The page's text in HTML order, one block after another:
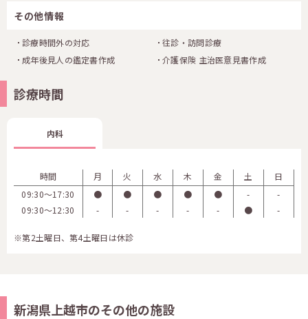
その他情報
診療時間外の対応
往診・訪問診療
成年後見人の鑑定書作成
介護保険 主治医意見書作成
診療時間
内科
時間 月 火 水 木 金 土
日
09:30〜17:30
● ● ● ● ● -
-
09:30〜12:30
- - - - - ● -
※第2土曜日、第4土曜日は休診
新潟県上越市のその他の施設